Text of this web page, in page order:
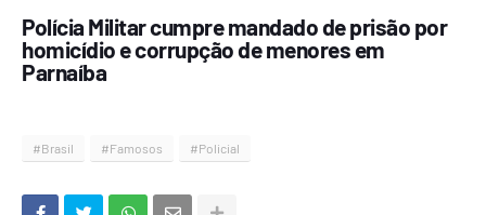
Polícia Militar cumpre mandado de prisão por
homicídio e corrupção de menores em
Parnaíba
#Brasil #Famosos #Policial